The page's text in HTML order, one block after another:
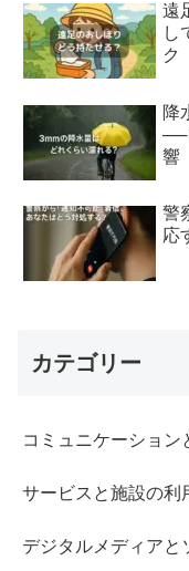
遠
し
ク
降
──
響
警
応
カテゴリー
コミュニケーション
サービスと施設の利
デジタルメディアと